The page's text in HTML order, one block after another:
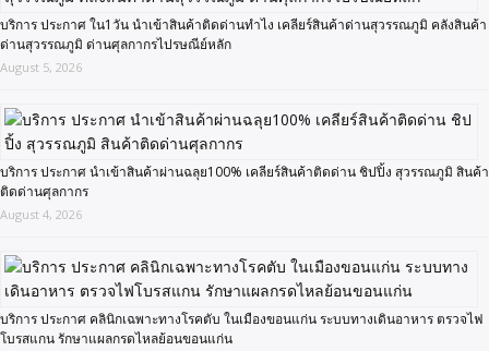
บริการ ประกาศ ใน1วัน นำเข้าสินค้าติดด่านทำไง เคลียร์สินค้าด่านสุวรรณภูมิ คลังสินค้า
ด่านสุวรรณภูมิ ด่านศุลกากรไปรษณีย์หลัก
August 5, 2026
บริการ ประกาศ นำเข้าสินค้าผ่านฉลุย100% เคลียร์สินค้าติดด่าน ชิปปิ้ง สุวรรณภูมิ สินค้า
ติดด่านศุลกากร
August 4, 2026
บริการ ประกาศ คลินิกเฉพาะทางโรคตับ ในเมืองขอนแก่น ระบบทางเดินอาหาร ตรวจไฟ
โบรสแกน รักษาแผลกรดไหลย้อนขอนแก่น